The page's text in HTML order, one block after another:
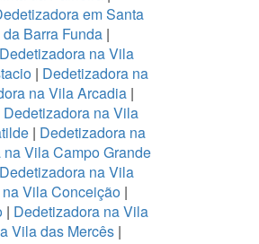
em Santa
Barra Funda|
Dedetizadora na Vila
| Dedetizadora na
na Vila Arcadia |
Dedetizadora na Vila
| Dedetizadora na
Vila Campo Grande
Dedetizadora na Vila
Vila Conceição|
| Dedetizadora na Vila
Vila das Mercês|